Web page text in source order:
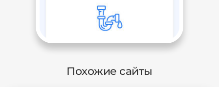
Похожие сайты